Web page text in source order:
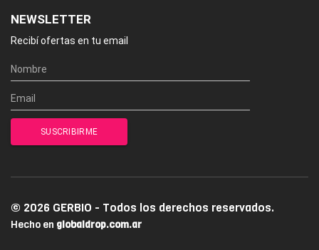
NEWSLETTER
Recibí ofertas en tu email
© 2026 GERBIO - Todos los derechos reservados.
Hecho en globaldrop.com.ar